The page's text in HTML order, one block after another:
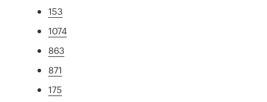
153
1074
863
871
175